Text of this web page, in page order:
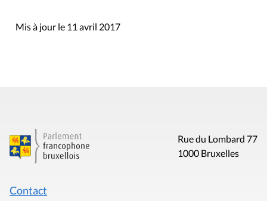
Mis à jour le 11 avril 2017
Rue du Lombard 77
1000 Bruxelles
Contact